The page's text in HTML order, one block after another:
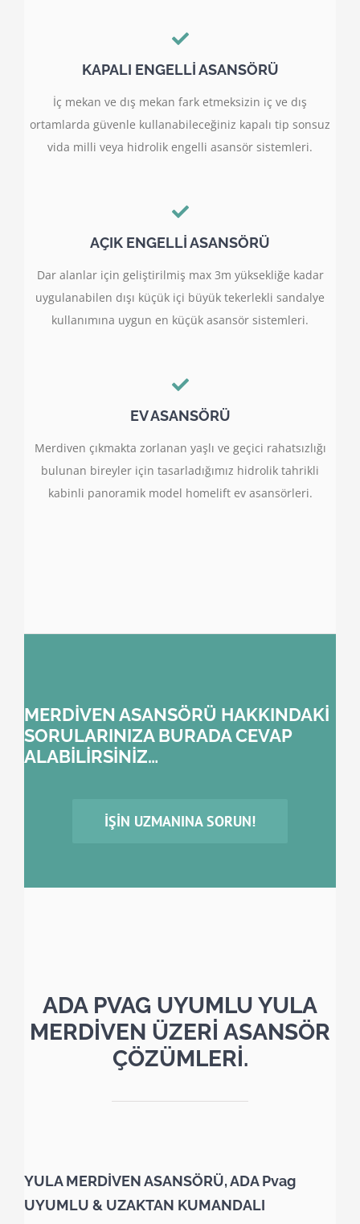
KAPALI ENGELLİ ASANSÖRÜ
İç mekan ve dış mekan fark etmeksizin iç ve dış
ortamlarda güvenle kullanabileceğiniz kapalı tip sonsuz
vida milli veya hidrolik engelli asansör sistemleri.
AÇIK ENGELLİ ASANSÖRÜ
Dar alanlar için geliştirilmiş max 3m yüksekliğe kadar
uygulanabilen dışı küçük içi büyük tekerlekli sandalye
kullanımına uygun en küçük asansör sistemleri.
EV ASANSÖRÜ
Merdiven çıkmakta zorlanan yaşlı ve geçici rahatsızlığı
bulunan bireyler için tasarladığımız hidrolik tahrikli
kabinli panoramik model homelift ev asansörleri.
MERDİVEN ASANSÖRÜ HAKKINDAKİ
SORULARINIZA BURADA CEVAP
ALABİLİRSİNİZ…
İŞIN UZMANINA SORUN!
ADA PVAG UYUMLU YULA
MERDİVEN ÜZERİ ASANSÖR
ÇÖZÜMLERİ.
YULA MERDİVEN ASANSÖRÜ, ADA Pvag
UYUMLU & UZAKTAN KUMANDALI